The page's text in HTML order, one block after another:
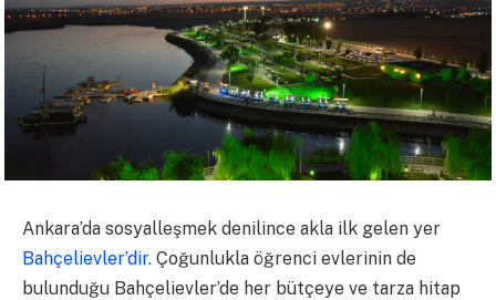
Ankara’da sosyalleşmek denilince akla ilk gelen yer
Bahçelievler’dir. Çoğunlukla öğrenci evlerinin de
bulunduğu Bahçelievler’de her bütçeye ve tarza hitap